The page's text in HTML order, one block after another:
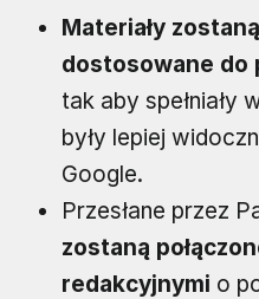
Materiały
dostosowane do
tak aby spełniały
były lepiej
Google.
Przesłane przez
zostaną
redakcyjnymi o